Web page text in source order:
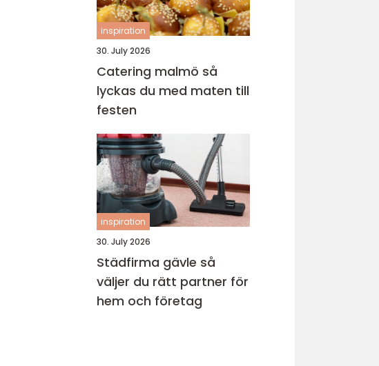
inspiration
30. July 2026
Catering malmö så
lyckas du med maten till
festen
inspiration
30. July 2026
Städfirma gävle så
väljer du rätt partner för
hem och företag